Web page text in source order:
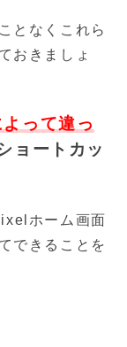
となくこれら
おきましょ
って違っ
ョートカッ
ホーム画面
できることを